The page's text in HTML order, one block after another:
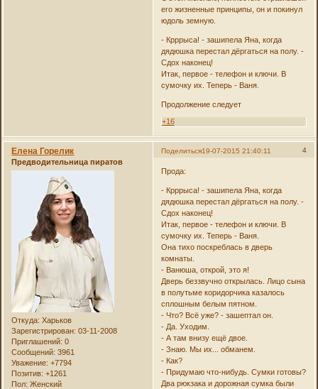
его жизненные принципы, он и покинул
юдоль земную.
- Крррыса! - зашипела Яна, когда
дядюшка перестал дёргаться на полу. -
Сдох наконец!
Итак, первое - телефон и ключи. В
сумочку их. Теперь - Ваня.
Продолжение следует
+16
Поделиться 4
19-07-2015 21:40:11
Елена Горелик
Предводительница пиратов
Откуда: Харьков
Зарегистрирован: 03-11-2008
Приглашений: 0
Сообщений: 3961
Уважение: +7794
Позитив: +1261
Пол: Женский
Прода:
- Крррыса! - зашипела Яна, когда
дядюшка перестал дёргаться на полу. -
Сдох наконец!
Итак, первое - телефон и ключи. В
сумочку их. Теперь - Ваня.
Она тихо поскреблась в дверь
комнаты.
- Ванюша, открой, это я!
Дверь беззвучно открылась. Лицо сына
в полутьме коридорчика казалось
сплошным белым пятном.
- Что? Всё уже? - зашептал он.
- Да. Уходим.
- А там внизу ещё двое.
- Знаю. Мы их... обманем.
- Как?
- Придумаю что-нибудь. Сумки готовы?
Два рюкзака и дорожная сумка были